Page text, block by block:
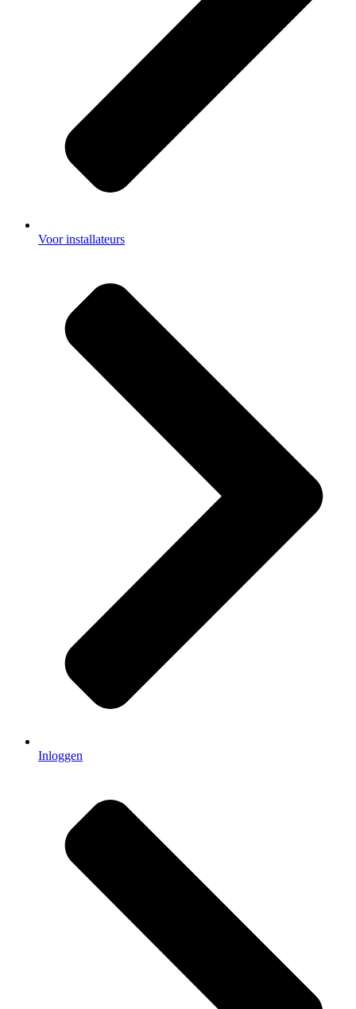
Voor installateurs
Inloggen